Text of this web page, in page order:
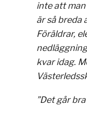
inte att
är så breda
Föräldrar,
kvar idag.
”Det går